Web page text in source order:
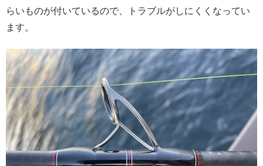
らいものが付いているので、トラブルがしにくくなってい
ます。